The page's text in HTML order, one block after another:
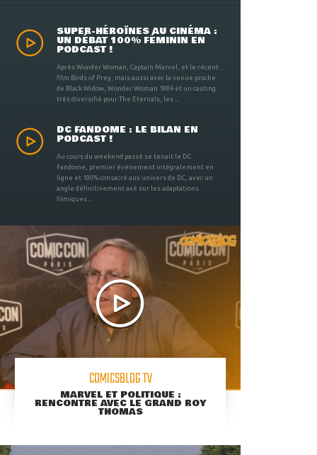
SUPER-HÉROÏNES AU CINÉMA :
UN DÉBAT 100% FÉMININ EN
PODCAST !
Après Wonder Woman, Captain Marvel, et le récent
film Birds of Prey, mais aussi avec la venue proche
de Black Widow, Wonder Woman 1984 et un casting
très diversifié pour The Eternals, les ...
DC FANDOME : LE BILAN EN
PODCAST !
Au cours du weekend passé se tenait le DC
Fandome, premier évènement intégralement en
ligne et 100% consacré aux univers de DC, avec un
angle définitivement axé sur les adaptations
filmiques ...
COMICSBLOG TV
MARVEL ET POLITIQUE :
RENCONTRE AVEC LE GRAND ROY
THOMAS